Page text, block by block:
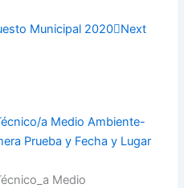
Municipal 2020 Next
a Medio Ambiente-
Prueba y Fecha y Lugar
Medio